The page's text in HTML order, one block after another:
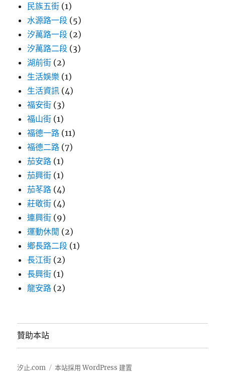
民族五街 (1)
水源路一段 (5)
汐萬路一段 (2)
汐萬路二段 (3)
湖前街 (2)
生活娛樂 (1)
生活資訊 (4)
福安街 (3)
福山街 (1)
福德一路 (11)
福德二路 (7)
茄安路 (1)
茄興街 (1)
茄苳路 (4)
莊敬街 (4)
連興街 (9)
運動休閒 (2)
鄉長路二段 (1)
長江街 (2)
長興街 (1)
龍安路 (2)
贊助本站
汐止.com 本站採用 WordPress 建置